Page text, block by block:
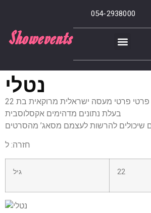
054-2938000
Showevents
נטלי
פרטי פרטי מעסה ישראלית מרוקאית בת 22
בעלת נתונים מדהימים אקסלוסבית
חזרה: ל
גיל 22